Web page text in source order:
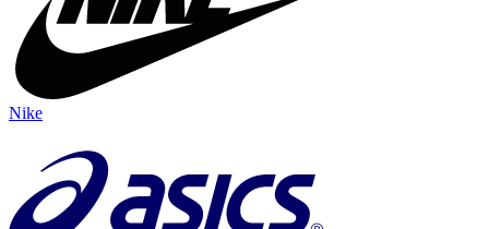
Nike